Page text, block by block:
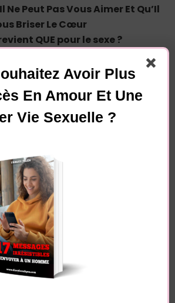
Ne Peut Pas Vous Aimer Et Qu’Il
Briser Le Cœur
QUE pour le sexe ?
Vous Utilise Pour Rebondir !)
en amour et une
vie sexuelle ?
par mail de nombreux
que mon guide PDF "10 choses
vraiment les hommes chez les
moi simplement à quelle adresse
Avoir Plus
En Amour Et Une
Vie Sexuelle ?